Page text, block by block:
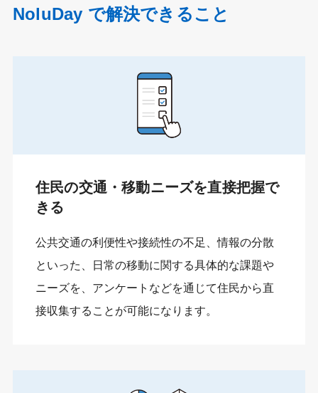
NoluDay で解決できること
住民の交通・移動ニーズを直接把握で
きる
公共交通の利便性や接続性の不足、情報の分散
といった、日常の移動に関する具体的な課題や
ニーズを、アンケートなどを通じて住民から直
接収集することが可能になります。